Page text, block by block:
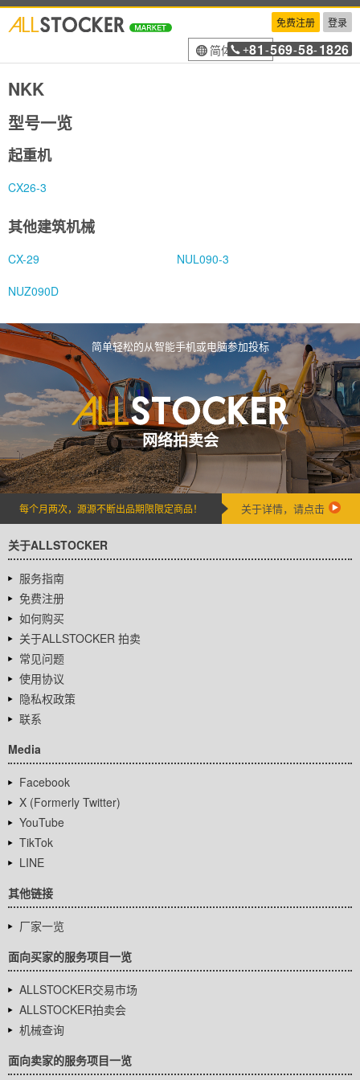
免费注册 登录
简体中文
+81 -569-58-1826
NKK
型号一览
起重机
CX26-3
其他建筑机械
CX-29
NUL090-3
NUZ090D
简单轻松的从智能手机或电脑参加投标
网络拍卖会
每个月两次，源源不断出品期限限定商品！ 关于详情，请点击
关于ALLSTOCKER
服务指南
免费注册
如何购买
关于ALLSTOCKER 拍卖
常见问题
使用协议
隐私权政策
联系
Media
Facebook
X (Formerly Twitter)
YouTube
TikTok
LINE
其他链接
厂家一览
面向买家的服务项目一览
ALLSTOCKER交易市场
ALLSTOCKER拍卖会
机械查询
面向卖家的服务项目一览